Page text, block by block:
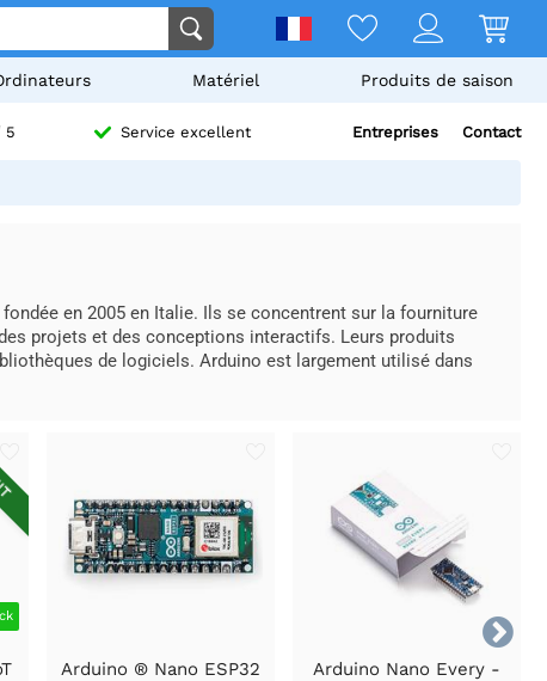
Matériel Produits de saison
5 Service excellent Entreprises Contact
en 2005 en Italie. Ils se concentrent sur la fourniture
projets et des conceptions interactifs. Leurs produits
de logiciels. Arduino est largement utilisé dans

Arduino ® Nano ESP32
Arduino Nano Every -